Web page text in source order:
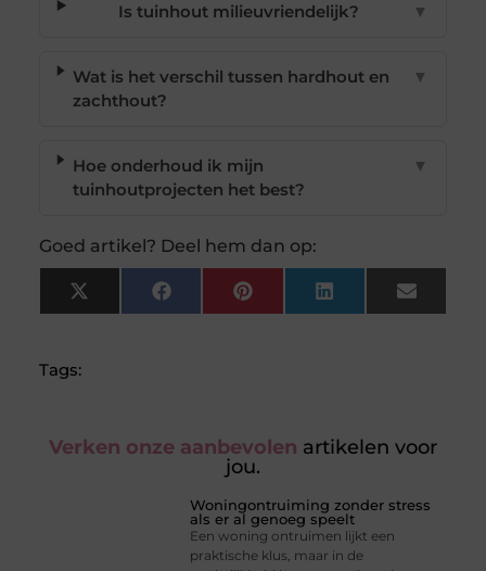
Is tuinhout milieuvriendelijk? ▼
Wat is het verschil tussen hardhout en
zachthout?
▼
Hoe onderhoud ik mijn
tuinhoutprojecten het best?
▼
Goed artikel? Deel hem dan op:
X
(Twitter)
FacebookPinterest LinkedIn Email
Tags:
Verken onze aanbevolen artikelen voor
jou.
Woningontruiming zonder stress
als er al genoeg speelt
Een woning ontruimen lijkt een
praktische klus, maar in de